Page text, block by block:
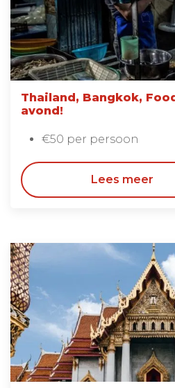
Thailand, Bangkok,
avond!
€50 per persoon
Lees meer